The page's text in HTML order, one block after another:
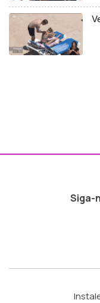
Siga-